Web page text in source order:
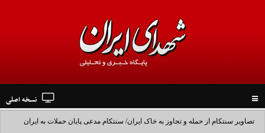
navigation
نسخه اصلی
تصاویر سنتکام از حمله و تجاوز به خاک ایران/ سنتکام مدعی پایان حملات به ایران